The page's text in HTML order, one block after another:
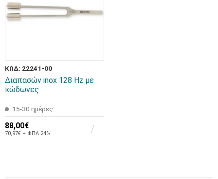
ΚΩΔ: 22241-00
Διαπασών inox 128 Hz με
κώδωνες
15-30 ημέρες
88,00€
70,97€ + ΦΠΑ 24%